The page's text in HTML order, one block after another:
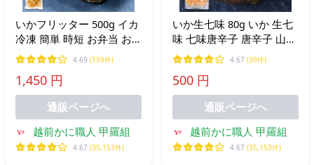
いかフリッター 500g イカ
冷凍 簡単 時短 お弁当 お
かず 惣菜 時短レシピ 天ぷ
ら いか天 イカ天ぷら 爆買
4.69 (159件)
1,450 円
通販ページへ
越前かに職人 甲羅組
4.67 (35,153件)
いか生七味 80g いか 生七
味 七味唐辛子 唐辛子 山椒
かんずり 塩こうじ 発酵 珍
味 おつまみ ご飯のお供 冷
奴 爆買
4.67 (39件)
500 円
通販ページへ
越前かに職人 甲羅組
4.67 (35,153件)